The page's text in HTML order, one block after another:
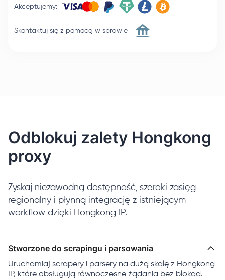
Akceptujemy:
Skontaktuj się z pomocą w sprawie
Odblokuj zalety Hongkong
proxy
Zyskaj niezawodną dostępność, szeroki zasięg
regionalny i płynną integrację z istniejącym
workflow dzięki Hongkong IP.
Stworzone do scrapingu i parsowania
Uruchamiaj scrapery i parsery na dużą skalę z Hongkong
IP, które obsługują równoczesne żądania bez blokad.